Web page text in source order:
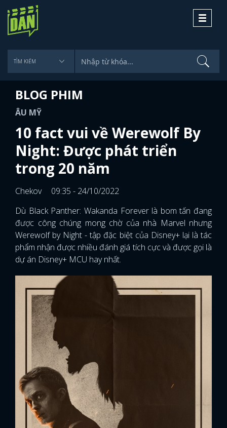
Toggle
BLOG PHIM
ÂU MỸ
10 fact vui về Werewolf By
Night: Được phát triển
trong 20 năm
Chekov
09:35 - 24/10/2022
Dù Black Panther: Wakanda Forever là bom tấn đang
được công chúng mong chờ của nhà Marvel nhưng
Werewolf by Night - tập đặc biệt của Disney+ lại là tác
phẩm nhận được nhiều đánh giá tích cực và được gọi là
dự án Disney+ MCU hay nhất.